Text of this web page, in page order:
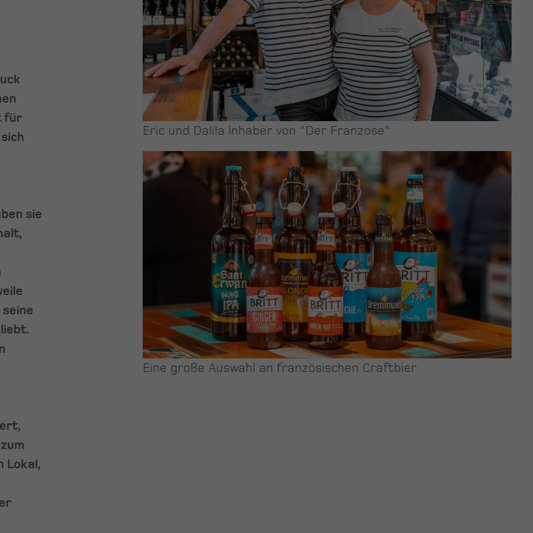
für
sie
Lokal,
Eric und Dalila Inhaber von "Der Franzose"
Eine große Auswahl an französischen Craftbier